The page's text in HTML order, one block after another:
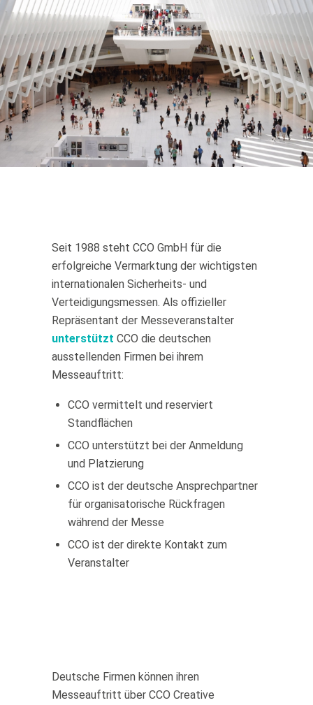
Seit 1988 steht CCO GmbH für die
erfolgreiche Vermarktung der wichtigsten
internationalen Sicherheits- und
Verteidigungsmessen. Als offizieller
Repräsentant der Messeveranstalter
unterstützt CCO die deutschen
ausstellenden Firmen bei ihrem
Messeauftritt:
CCO vermittelt und reserviert
Standflächen
CCO unterstützt bei der Anmeldung
und Platzierung
CCO ist der deutsche Ansprechpartner
für organisatorische Rückfragen
während der Messe
CCO ist der direkte Kontakt zum
Veranstalter
Deutsche Firmen können ihren
Messeauftritt über CCO Creative